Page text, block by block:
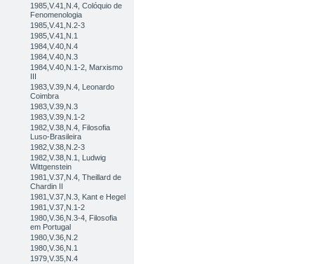
1985,V.41,N.4, Colóquio de
Fenomenologia
1985,V.41,N.2-3
1985,V.41,N.1
1984,V.40,N.4
1984,V.40,N.3
1984,V.40,N.1-2, Marxismo
III
1983,V.39,N.4, Leonardo
Coimbra
1983,V.39,N.3
1983,V.39,N.1-2
1982,V.38,N.4, Filosofia
Luso-Brasileira
1982,V.38,N.2-3
1982,V.38,N.1, Ludwig
Wittgenstein
1981,V.37,N.4, Theillard de
Chardin II
1981,V.37,N.3, Kant e Hegel
1981,V.37,N.1-2
1980,V.36,N.3-4, Filosofia
em Portugal
1980,V.36,N.2
1980,V.36,N.1
1979,V.35,N.4